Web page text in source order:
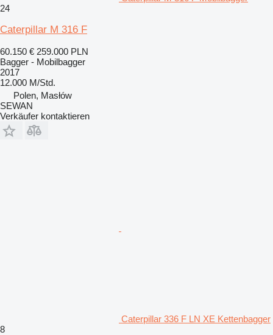
24
Caterpillar M 316 F
60.150 € 259.000 PLN
Bagger - Mobilbagger
2017
12.000 M/Std.
Polen, Masłów
SEWAN
Verkäufer kontaktieren
Caterpillar 336 F LN XE Kettenbagger
8